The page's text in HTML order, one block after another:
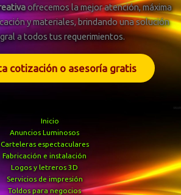
ofrecemos la mejor atención, máxima
y materiales, brindando una solución
a todos tus requerimientos.
cotización o asesoría gratis
Inicio
Anuncios Luminosos
Carteleras espectaculares
Fabricación e instalación
Logos y letreros 3D
Servicios de impresión
Toldos para negocios